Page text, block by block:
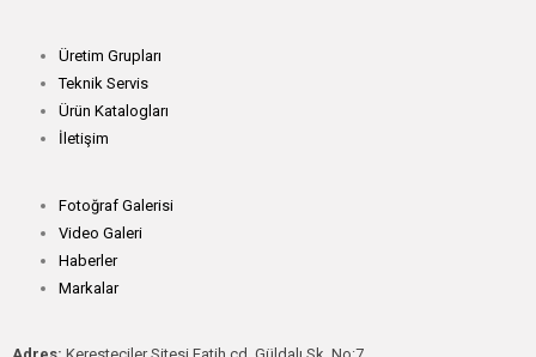
Üretim Grupları
Teknik Servis
Ürün Katalogları
İletişim
Fotoğraf Galerisi
Video Galeri
Haberler
Markalar